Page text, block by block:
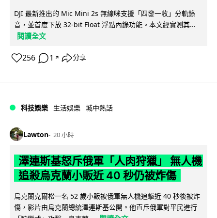
DJI 最新推出的 Mic Mini 2s 無線咪支援「四發一收」分軌錄
音，並首度下放 32-bit Float 浮點內錄功能。本文經實測其...
閱讀全文
256 1 ↗ 分享
科技娛樂 生活娛樂 城中熱話
Lawton 20 小時
澤連斯基怒斥俄軍「人肉狩獵」 無人機
追殺烏克蘭小販近 40 秒仍被炸傷
烏克蘭克爾松一名 52 歲小販被俄軍無人機追擊近 40 秒後被炸
傷，影片由烏克蘭總統澤連斯基公開。他直斥俄軍對平民進行